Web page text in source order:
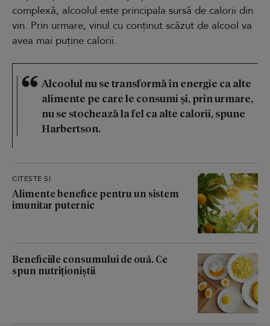
complexă, alcoolul este principala sursă de calorii din
vin. Prin urmare, vinul cu conținut scăzut de alcool va
avea mai puține calorii.
Alcoolul nu se transformă în energie ca alte
alimente pe care le consumi și, prin urmare,
nu se stochează la fel ca alte calorii, spune
Harbertson.
CITEȘTE ȘI
Alimente benefice pentru un sistem
imunitar puternic
Beneficiile consumului de ouă. Ce
spun nutriționiștii